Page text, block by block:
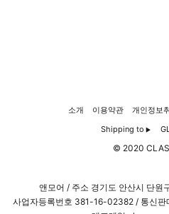
소개 이용약관 개인정보
Shipping to ▶
© 2020
앤모어 / 주소 경기도 안산시 단
사업자등록번호 381-16-02382 / 통신